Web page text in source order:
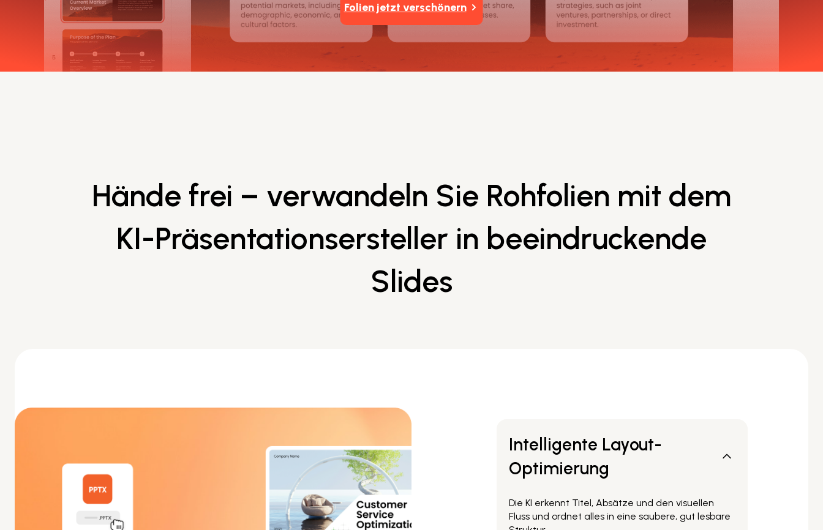
Folien jetzt verschönern
Hände frei – verwandeln Sie Rohfolien mit dem
KI-Präsentationsersteller in beeindruckende
Slides
Intelligente Layout-
Optimierung
Die KI erkennt Titel, Absätze und den visuellen
Fluss und ordnet alles in eine saubere, gut lesbare